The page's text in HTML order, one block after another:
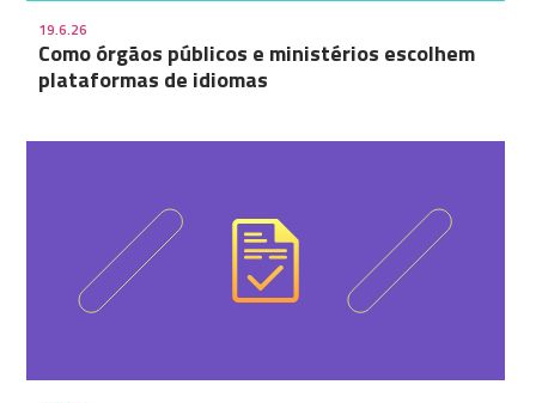
19.6.26
Como órgãos públicos e ministérios escolhem
plataformas de idiomas